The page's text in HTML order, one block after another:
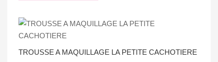
TROUSSE A MAQUILLAGE LA PETITE CACHOTIERE